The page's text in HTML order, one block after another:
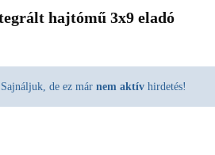
hajtómű 3x9 eladó
Sajnáljuk, de ez már nem aktív hirdetés!